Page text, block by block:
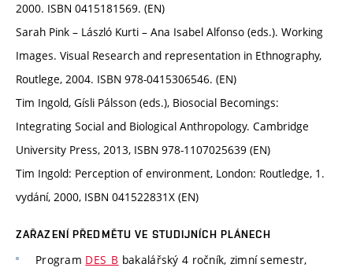
2000. ISBN 0415181569. (EN)
Sarah Pink – László Kurti – Ana Isabel Alfonso (eds.). Working
Images. Visual Research and representation in Ethnography,
Routlege, 2004. ISBN 978-0415306546. (EN)
Tim Ingold, Gísli Pálsson (eds.), Biosocial Becomings:
Integrating Social and Biological Anthropology. Cambridge
University Press, 2013, ISBN 978-1107025639 (EN)
Tim Ingold: Perception of environment, London: Routledge, 1.
vydání, 2000, ISBN 041522831X (EN)
ZAŘAZENÍ PŘEDMĚTU VE STUDIJNÍCH PLÁNECH
Program DES_B bakalářský 4 ročník, zimní semestr,